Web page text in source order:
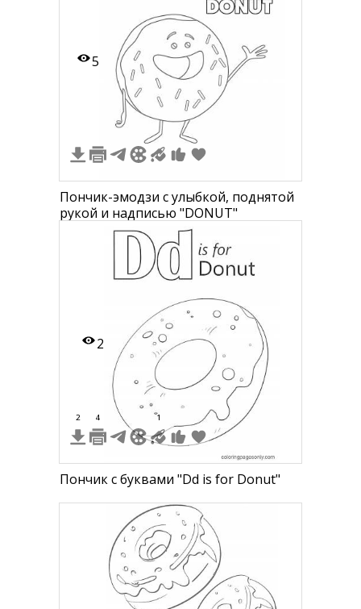
5
Пончик-эмодзи с улыбкой, поднятой
рукой и надписью "DONUT"
2
2 4 1
Пончик с буквами "Dd is for Donut"